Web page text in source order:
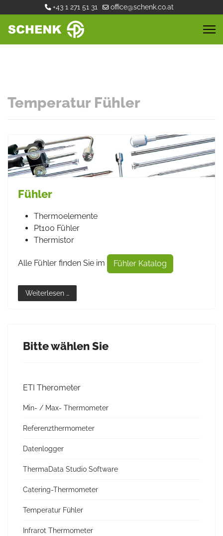
+43 1 271 51 31 office@schenk.co.at
Temperatur Fühler
Fühler
Thermoelemente
Pt100 Fühler
Thermistor
Alle Fühler finden Sie im Fühler Katalog
Weiterlesen …
Bitte wählen Sie
ETI Therometer
Min- / Max- Thermometer
Referenzthermometer
Datenlogger
ThermaData Studio Software
Catering-Thermometer
Temperatur Fühler
Infrarot Thermometer